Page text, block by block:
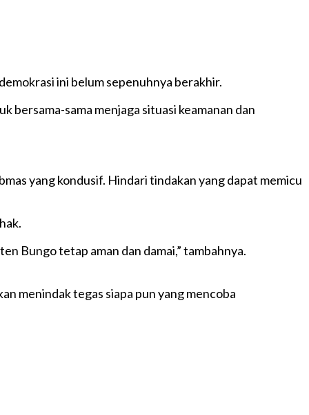
ini belum sepenuhnya berakhir.
bersama-sama menjaga situasi keamanan dan
yang kondusif. Hindari tindakan yang dapat memicu
Bungo tetap aman dan damai,” tambahnya.
menindak tegas siapa pun yang mencoba